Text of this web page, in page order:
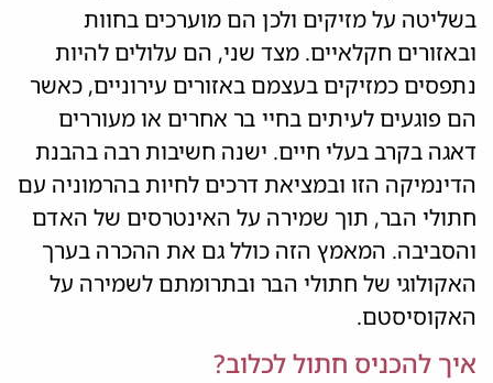
בשליטה על מזיקים ולכן הם מוערכים בחוות
ובאזורים חקלאיים. מצד שני, הם עלולים להיות
נתפסים כמזיקים בעצמם באזורים עירוניים, כאשר
הם פוגעים לעיתים בחיי בר אחרים או מעוררים
דאגה בקרב בעלי חיים. ישנה חשיבות רבה בהבנת
הדינמיקה הזו ובמציאת דרכים לחיות בהרמוניה עם
חתולי הבר, תוך שמירה על האינטרסים של האדם
והסביבה. המאמץ הזה כולל גם את ההכרה בערך
האקולוגי של חתולי הבר ובתרומתם לשמירה על
האקוסיסטם.
איך להכניס חתול לכלוב?